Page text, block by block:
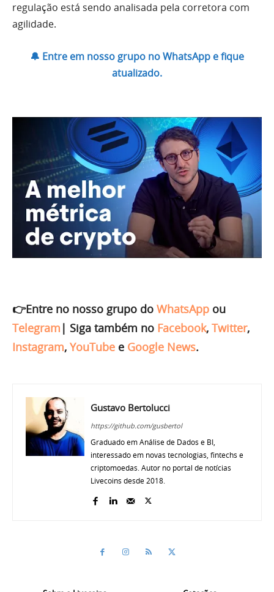
regulação está sendo analisada pela corretora com
agilidade.
🔔 Entre em nosso grupo no WhatsApp e fique
atualizado.
👉Entre no nosso grupo do WhatsApp ou
Telegram | Siga também no Facebook, Twitter,
Instagram, YouTube e Google News.
Gustavo Bertolucci
https://github.com/gusbertol
Graduado em Análise de Dados e BI,
interessado em novas tecnologias, fintechs e
criptomoedas. Autor no portal de notícias
Livecoins desde 2018.